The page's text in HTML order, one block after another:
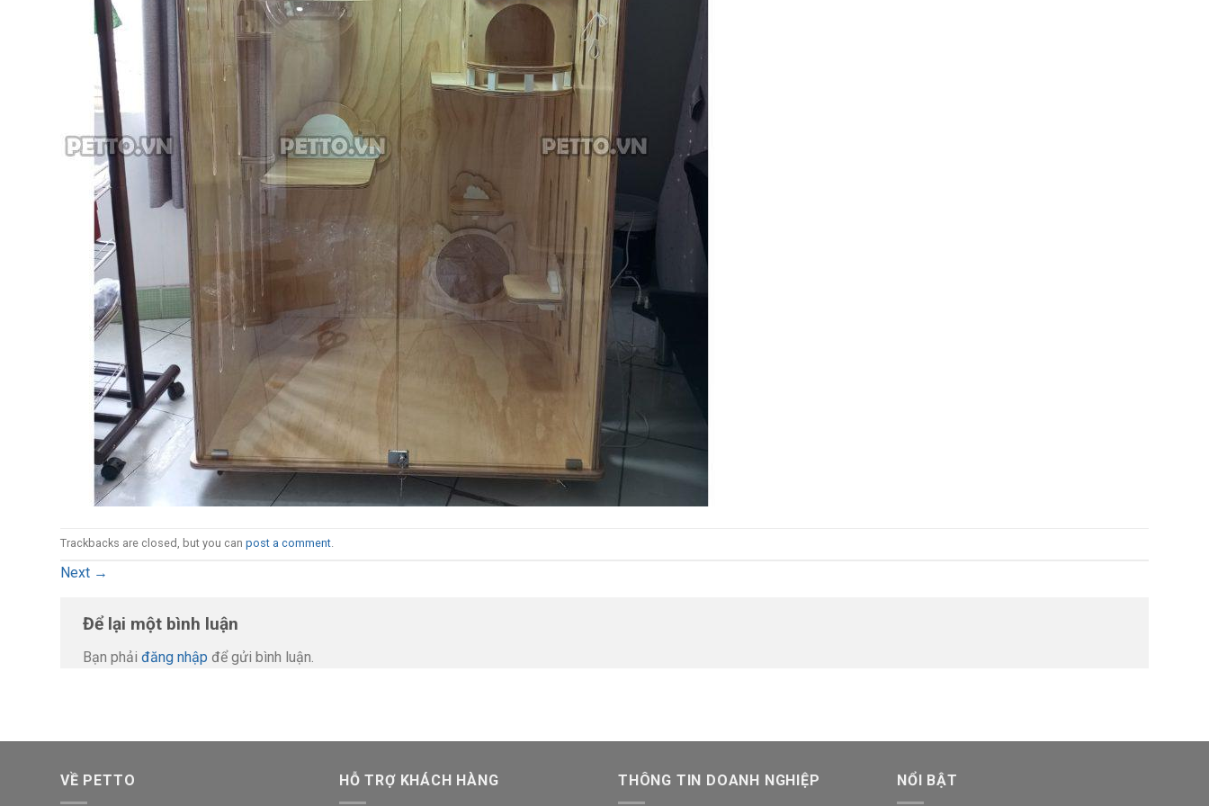
Trackbacks are closed, but you can post a comment
Next →
Để lại một bình luận
Bạn phải đăng nhập để gửi bình luận.
VỀ PETTO HỖ TRỢ KHÁCH HÀNG THÔNG TIN DOANH NGHIỆP NỔI BẬT